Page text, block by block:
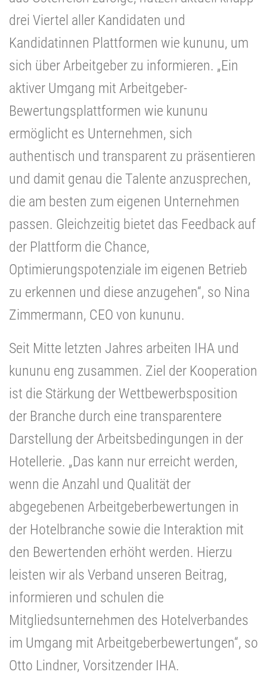
drei Viertel aller Kandidaten und
Kandidatinnen Plattformen wie kununu, um
sich über Arbeitgeber zu informieren. „Ein
aktiver Umgang mit Arbeitgeber-
Bewertungsplattformen wie kununu
ermöglicht es Unternehmen, sich
authentisch und transparent zu präsentieren
und damit genau die Talente anzusprechen,
die am besten zum eigenen Unternehmen
passen. Gleichzeitig bietet das Feedback auf
der Plattform die Chance,
Optimierungspotenziale im eigenen Betrieb
zu erkennen und diese anzugehen“, so Nina
Zimmermann, CEO von kununu.
Seit Mitte letzten Jahres arbeiten IHA und
kununu eng zusammen. Ziel der Kooperation
ist die Stärkung der Wettbewerbsposition
der Branche durch eine transparentere
Darstellung der Arbeitsbedingungen in der
Hotellerie. „Das kann nur erreicht werden,
wenn die Anzahl und Qualität der
abgegebenen Arbeitgeberbewertungen in
der Hotelbranche sowie die Interaktion mit
den Bewertenden erhöht werden. Hierzu
leisten wir als Verband unseren Beitrag,
informieren und schulen die
Mitgliedsunternehmen des Hotelverbandes
im Umgang mit Arbeitgeberbewertungen“, so
Otto Lindner, Vorsitzender IHA.